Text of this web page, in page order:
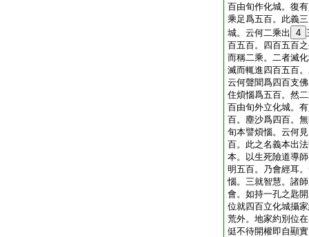
百由旬作化城。復
乘足爲五百。此義
城。云何二乘出
4
百五百。四百五百
而稱二乘。二者滅
滅而輒進四百五百
云何聲聞爲四百支
住煩惱爲五百。然
百由旬外立化城。
百。塵沙爲四百。
旬本譬煩惱。云何
百。此之名義本出
本。以生死險道導
明五百。乃會經耳
惱。三就智慧。諸
會。如持一孔之匙
位就四百立化城攝
荒外。地家約別位
侹不待開權即自顯